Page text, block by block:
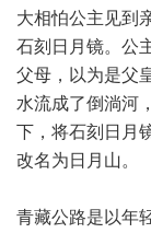
大相怕公主见到
石刻日月镜。公
父母，以为是父
水流成了倒淌河
下，将石刻日月
改名为日月山。
青藏公路是以年